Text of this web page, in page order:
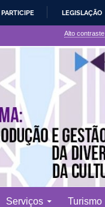
PARTICIPE LEGISLAÇÃO
Alto contraste
Serviços Turismo